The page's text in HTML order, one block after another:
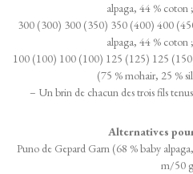
alpaga, 44 %
300 (300) 300 (350) 350 (400) 400
alpaga, 44 %
100 (100) 100 (100) 125 (125) 125
(75 % mohair, 25 %
– Un brin de chacun des trois fils
Alternatives
Puno de Gepard Garn (68 % baby
m/50